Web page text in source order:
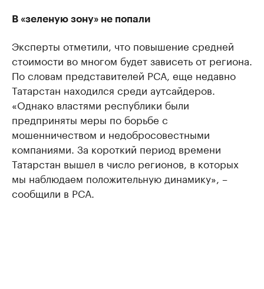
В «зеленую зону» не попали
Эксперты отметили, что повышение средней
стоимости во многом будет зависеть от региона.
По словам представителей РСА, еще недавно
Татарстан находился среди аутсайдеров.
«Однако властями республики были
предприняты меры по борьбе с
мошенничеством и недобросовестными
компаниями. За короткий период времени
Татарстан вышел в число регионов, в которых
мы наблюдаем положительную динамику», –
сообщили в РСА.